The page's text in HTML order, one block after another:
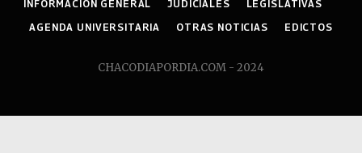
INFORMACIÓN GENERAL
JUDICIALES
LEGISLATIVAS
AGENDA UNIVERSITARIA
OTRAS NOTICIAS EDICTOS
CHACODIAPORDIA.COM - 2024